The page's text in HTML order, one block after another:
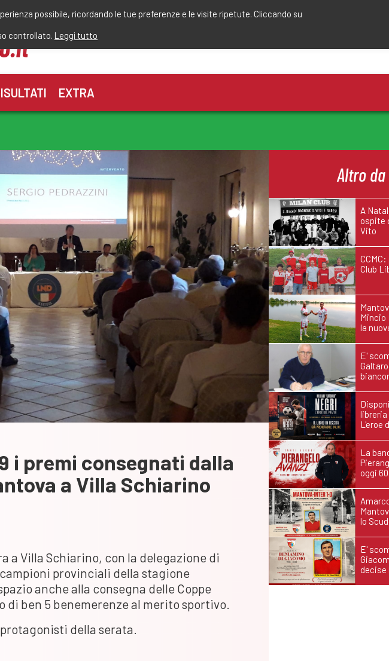
EXTRA
i premi consegnati dalla
a Villa Schiarino
a Villa Schiarino, con la delegazione di
provinciali della stagione
anche alla consegna delle Coppe
ben 5 benemerenze al merito sportivo.
della serata.
Altro
A
ospite
Vito
Club
Mincio
la
E'
libreria
L'eroe
La
oggi
lo
E'
decise
possibile, ricordando le tue preferenze e le visite ripetute. Cliccando su
controllato. Leggi tutto